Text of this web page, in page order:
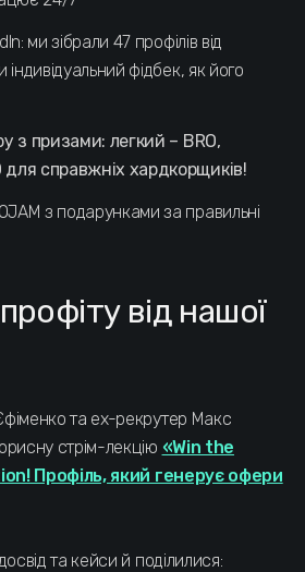
ми зібрали 47 профілів від
індивідуальний фідбек, як його
з призами: легкий – BRO,
для справжніх хардкорщиків!
з подарунками за правильні
від нашої
та ex-рекрутер Макс
стрім-лекцію «Win the
Профіль, який генерує офери
та кейси й поділилися: